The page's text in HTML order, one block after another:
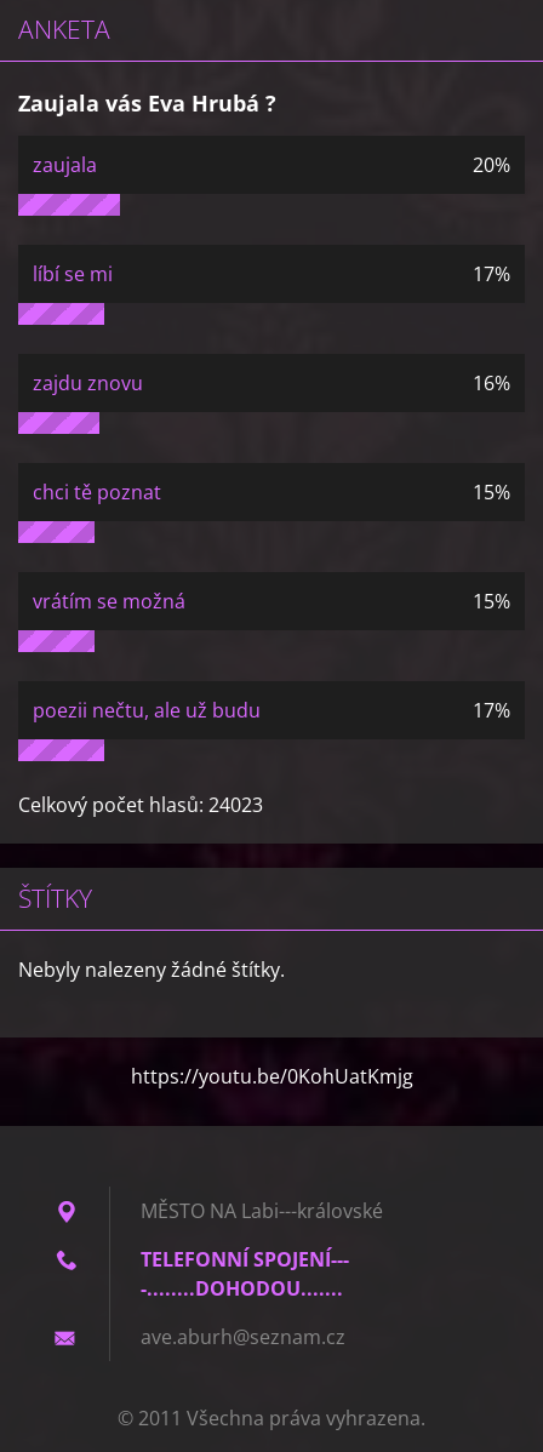
ANKETA
Zaujala vás Eva Hrubá ?
zaujala 20%
líbí se mi 17%
zajdu znovu 16%
chci tě poznat 15%
vrátím se možná 15%
poezii nečtu, ale už budu 17%
Celkový počet hlasů: 24023
ŠTÍTKY
Nebyly nalezeny žádné štítky.
https://youtu.be/0KohUatKmjg
MĚSTO NA Labi---královské
TELEFONNÍ SPOJENÍ---
-........DOHODOU.......
ave.aburh@seznam.cz
© 2011 Všechna práva vyhrazena.